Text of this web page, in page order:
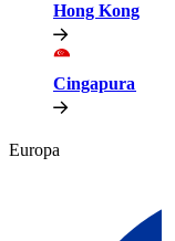
Hong Kong​​
Cingapura​​
Europa​​